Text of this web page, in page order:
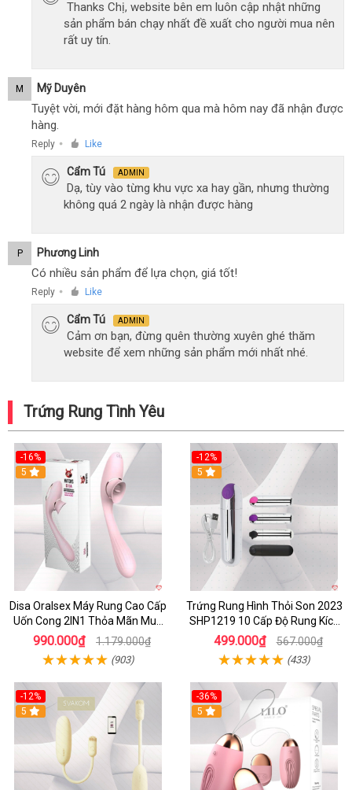
Thanks Chị, website bên em luôn cập nhật những
sản phẩm bán chạy nhất đề xuất cho người mua nên
rất uy tín.
M Mỹ Duyên
Tuyệt vời, mới đặt hàng hôm qua mà hôm nay đã nhận được
hàng.
Reply ● Like
Cẩm Tú ADMIN
Dạ, tùy vào từng khu vực xa hay gần, nhưng thường
không quá 2 ngày là nhận được hàng
P Phương Linh
Có nhiều sản phẩm để lựa chọn, giá tốt!
Reply ● Like
Cẩm Tú ADMIN
Cảm ơn bạn, đừng quên thường xuyên ghé thăm
website để xem những sản phẩm mới nhất nhé.
Trứng Rung Tình Yêu
-16%
5
Disa Oralsex Máy Rung Cao Cấp
Uốn Cong 2IN1 Thỏa Mãn Mua
Ngay
990.000₫ 1.179.000₫
(903)
-12%
5
Trứng Rung Hình Thỏi Son 2023
SHP1219 10 Cấp Độ Rung Kích
Thích
499.000₫ 567.000₫
(433)
-12%
5
-36%
5